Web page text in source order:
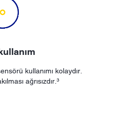
kullanımı kolaydır.
ağrısızdır.³